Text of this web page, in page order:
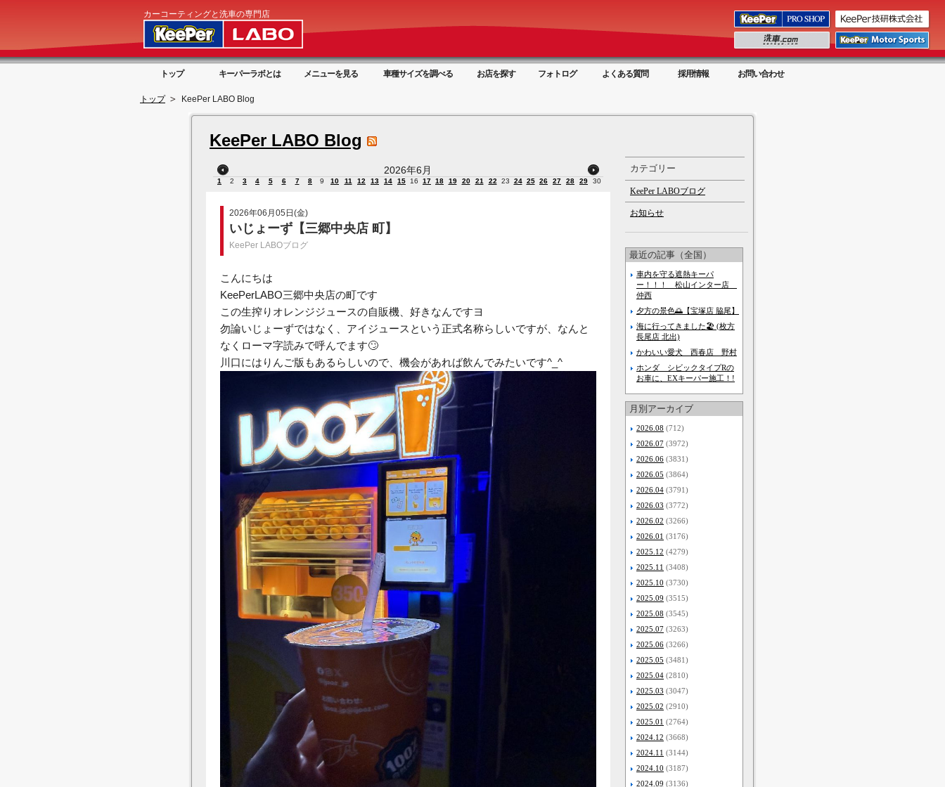
カーコーティングと洗車の専門店
トップ キーパーラボとは メニューを見る 車種サイズを調べる お店を探す フォトログ よくある質問 採用情報 お問い合わせ
トップ KeePer LABO Blog
KeePer LABO Blog
2026年6月
1 2 3 4 5 6 7 8 9 10 11 12 13 14 15 16 17 18 19 20 21 22 23 24 25 26 27 28 29 30
2026年06月05日(金)
いじょーず【三郷中央店 町】
KeePer LABOブログ
こんにちは
KeePerLABO三郷中央店の町です
この生搾りオレンジジュースの自販機、好きなんですヨ
勿論いじょーずではなく、アイジュースという正式名称らしいですが、なんと
なくローマ字読みで呼んでます🙄
川口にはりんご版もあるらしいので、機会があれば飲んでみたいです^_^
カテゴリー
KeePer LABOブログ
お知らせ
最近の記事（全国）
車内を守る遮熱キーパ
ー！！！ 松山インター店
仲西
夕方の景色🌅【宝塚店 脇尾】
海に行ってきました🏖️ (枚方
長尾店 北出)
かわいい愛犬 西春店 野村
ホンダ シビックタイプRの
お車に、EXキーパー施工！!
月別アーカイブ
2026.08 (712)
2026.07 (3972)
2026.06 (3831)
2026.05 (3864)
2026.04 (3791)
2026.03 (3772)
2026.02 (3266)
2026.01 (3176)
2025.12 (4279)
2025.11 (3408)
2025.10 (3730)
2025.09 (3515)
2025.08 (3545)
2025.07 (3263)
2025.06 (3266)
2025.05 (3481)
2025.04 (2810)
2025.03 (3047)
2025.02 (2910)
2025.01 (2764)
2024.12 (3668)
2024.11 (3144)
2024.10 (3187)
2024.09 (3136)